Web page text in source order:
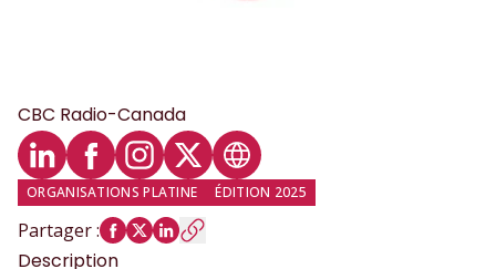
CBC Radio-Canada
Profil LinkedIn
Profil Facebook
Profil Instagram
Profil Twitter
Site web
ORGANISATIONS PLATINE ÉDITION 2025
Partager:
Description